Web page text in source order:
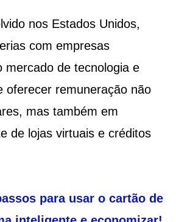
nos Estados Unidos,
com empresas
mercado de tecnologia e
oferecer remuneração não
mas também em
de lojas virtuais e créditos
para usar o cartão de